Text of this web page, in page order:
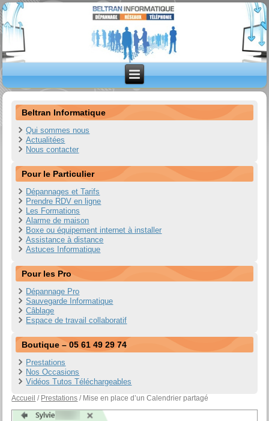
Beltran Informatique
Qui sommes nous
Actualitées
Nous contacter
Pour le Particulier
Dépannages et Tarifs
Prendre RDV en ligne
Les Formations
Alarme de maison
Boxe ou équipement internet à installer
Assistance à distance
Astuces Informatique
Pour les Pro
Dépannage Pro
Sauvegarde Informatique
Câblage
Espace de travail collaboratif
Boutique – 05 61 49 29 74
Prestations
Nos Occasions
Vidéos Tutos Téléchargeables
Accueil / Prestations / Mise en place d’un Calendrier partagé